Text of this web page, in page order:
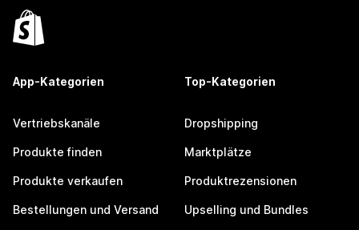
App-Kategorien
Vertriebskanäle
Produkte finden
Produkte verkaufen
Bestellungen und Versand
Top-Kategorien
Dropshipping
Marktplätze
Produktrezensionen
Upselling und Bundles